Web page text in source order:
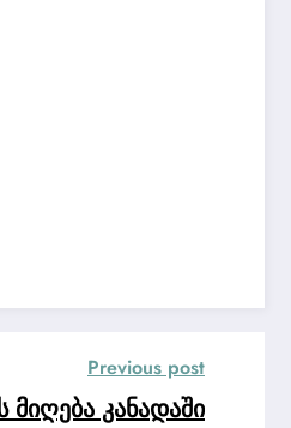
Previous post
კანადაში